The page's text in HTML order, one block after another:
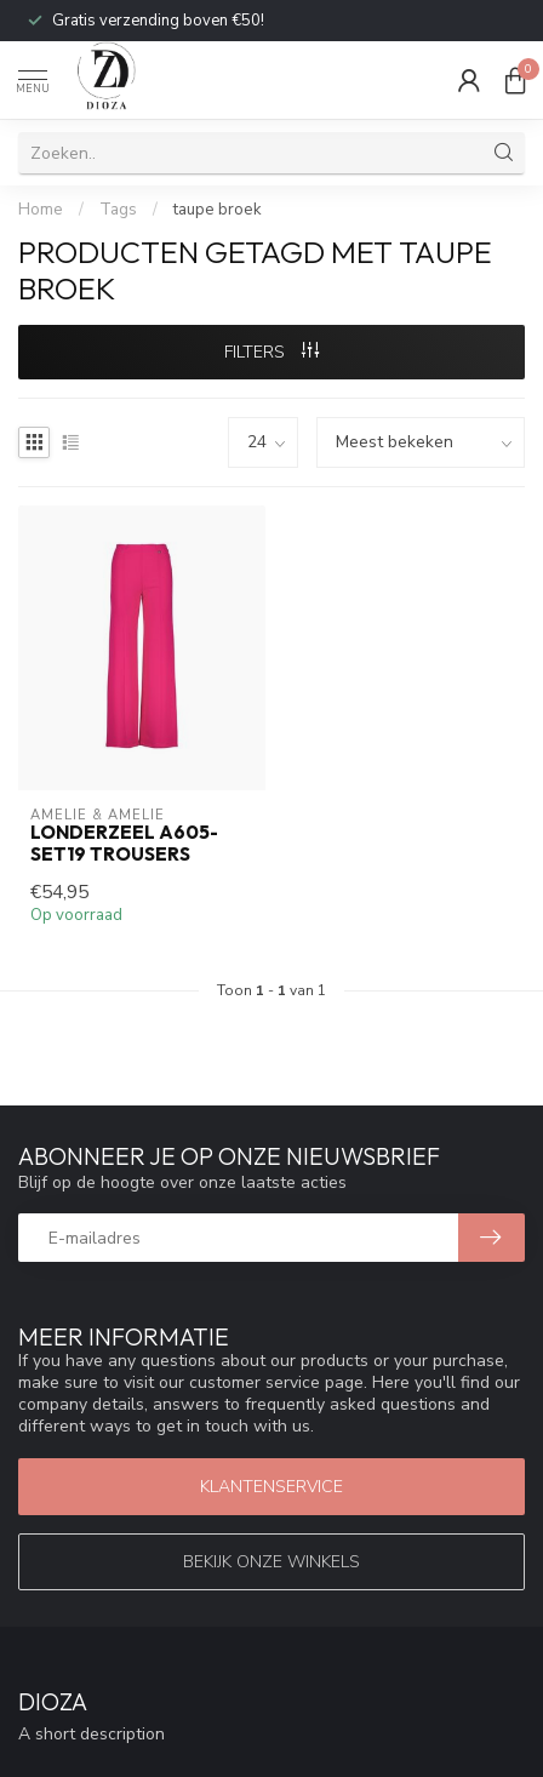
Gratis verzending boven €50!
MENU
0
Home / Tags / taupe broek
PRODUCTEN GETAGD MET TAUPE
BROEK
FILTERS
AMELIE & AMELIE
LONDERZEEL A605-
SET19 TROUSERS
€54,95
Op voorraad
Toon 1 - 1 van 1
MEER INFORMATIE
If you have any questions about our products or your purchase,
make sure to visit our customer service page. Here you'll find our
company details, answers to frequently asked questions and
different ways to get in touch with us.
KLANTENSERVICE
BEKIJK ONZE WINKELS
ABONNEER JE OP ONZE NIEUWSBRIEF
Blijf op de hoogte over onze laatste acties
DIOZA
A short description